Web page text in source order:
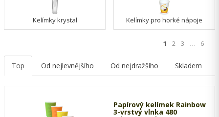
Kelímky krystal Kelímky pro horké nápoje
1 2 3 … 6
Top Od nejlevnějšího Od nejdražšího Skladem
Papírový kelímek Rainbow
3-vrstvý vlnka 480